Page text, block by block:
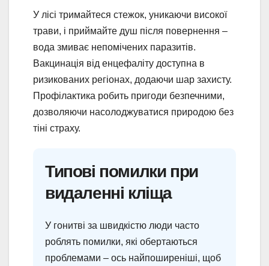
У лісі тримайтеся стежок, уникаючи високої
трави, і приймайте душ після повернення –
вода змиває непомічених паразитів.
Вакцинація від енцефаліту доступна в
ризикованих регіонах, додаючи шар захисту.
Профілактика робить пригоди безпечними,
дозволяючи насолоджуватися природою без
тіні страху.
Типові помилки при
видаленні кліща
У гонитві за швидкістю люди часто
роблять помилки, які обертаються
проблемами – ось найпоширеніші, щоб